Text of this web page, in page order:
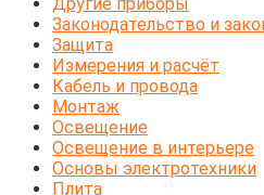
Законодательство и
Защита
Измерения и расчёт
Кабель и провода
Монтаж
Освещение
Освещение в интерьере
Основы электротехники
Плита